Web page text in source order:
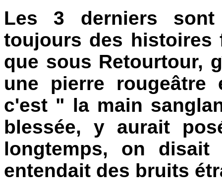
Les 3 derniers
toujours des histoires
que sous Retourtour,
une pierre
c'est " la main
blessée, y aurait
longtemps, on
entendait des bruits